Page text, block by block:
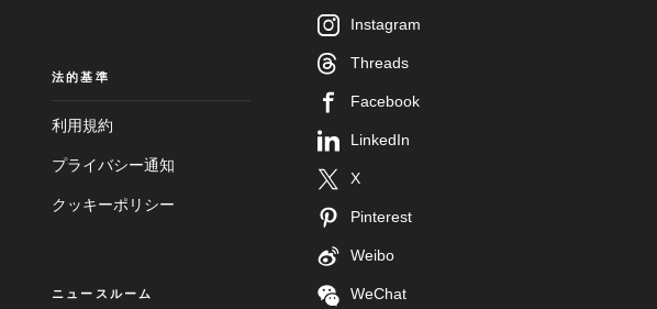
法的基準
利用規約
プライバシー通知
クッキーポリシー
ニュースルーム
Instagram
Threads
Facebook
LinkedIn
X
Pinterest
Weibo
WeChat